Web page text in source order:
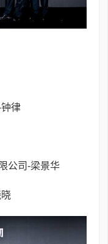
律
公司-梁景华